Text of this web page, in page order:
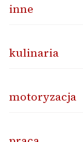
inne
kulinaria
motoryzacja